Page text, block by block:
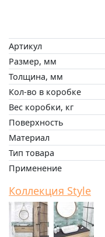
Артикул
Размер, мм
Толщина, мм
Кол-во в коробке
Вес коробки, кг
Поверхность
Материал
Тип товара
Применение
Коллекция Style